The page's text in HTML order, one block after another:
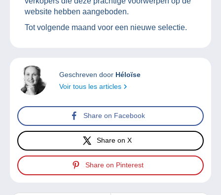
website hebben aangeboden.
Tot volgende maand voor een nieuwe selectie.
Geschreven door Héloïse
Voir tous les articles
Share on Facebook
Share on X
Share on Pinterest